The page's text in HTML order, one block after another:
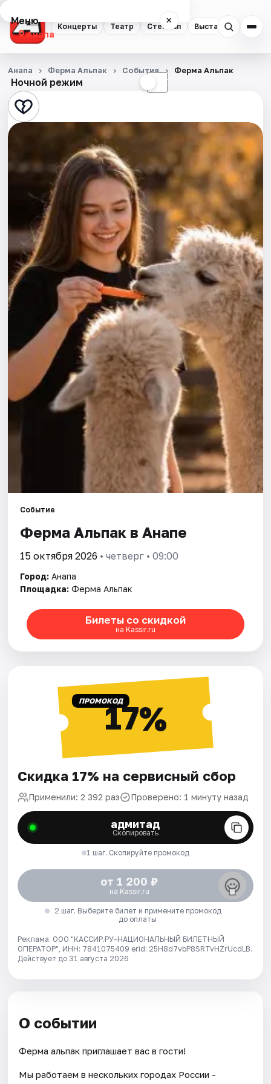
Концерты Театр Стендап Выставки
Меню ×
Анапа
Концерты
Театр
Стендап
Города
Площадки
Артисты
Рейтинги
Ночной режим ☾
Анапа Ферма Альпак События Ферма Альпак
Событие
Ферма Альпак в Анапе
15 октября 2026 • четверг • 09:00
Город: Анапа
Площадка: Ферма Альпак
Билеты со скидкой
на Kassir.ru
ПРОМОКОД17%
Скидка 17% на сервисный сбор
Применили: 2 392 раз Проверено: 1 минуту назад
адмитад
Скопировать
1 шаг. Скопируйте промокод
от 1 200 ₽
на Kassir.ru
2 шаг. Выберите билет и примените промокод
до оплаты
Реклама. ООО "КАССИР.РУ-НАЦИОНАЛЬНЫЙ БИЛЕТНЫЙ
ОПЕРАТОР", ИНН: 7841075409 erid: 25H8d7vbP8SRTvHZrUcdLB.
Действует до 31 августа 2026
О событии
Ферма альпак приглашает вас в гости!
Мы работаем в нескольких городах России -